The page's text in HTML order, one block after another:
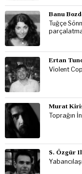
Banu
Tuğçe
Ertan
Violent
Murat
Toprağın
S. Özgür